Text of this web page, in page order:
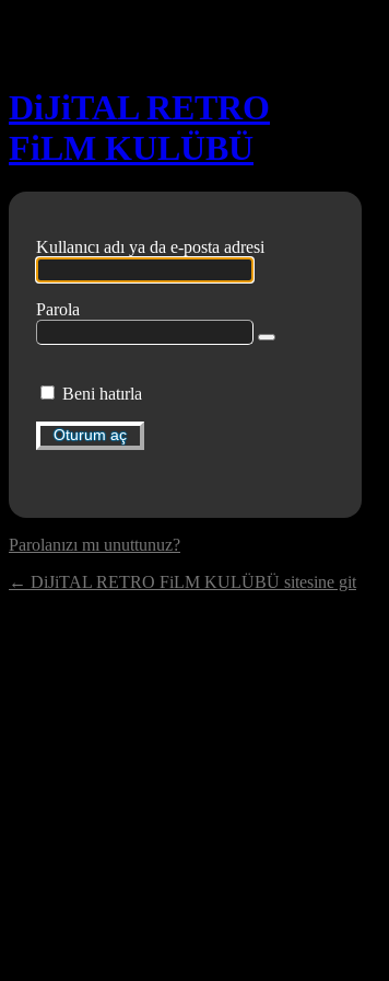
DiJiTAL RETRO
FiLM KULÜBÜ
Kullanıcı adı ya da e-posta adresi
Parola
Beni hatırla
Parolanızı mı unuttunuz?
← DiJiTAL RETRO FiLM KULÜBÜ sitesine git